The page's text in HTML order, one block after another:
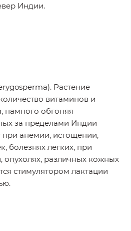
Индии.
Растение
витаминов и
намного обгоняя
за пределами Индии
при анемии, истощении,
болезнях легких, при
опухолях, различных кожных
стимулятором лактации